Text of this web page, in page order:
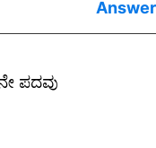
ಪದವು